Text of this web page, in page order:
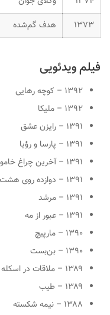
۱۳۷۳
هدف گم‌شده
فیلم ویدئویی
۱۳۹۲ – کوچه رهایی
۱۳۹۲ – ملیکا
۱۳۹۱ – رایزن عشق
۱۳۹۱ – پارسا و رؤیا
۱۳۹۱ – آخرین چراغ خاموش
۱۳۹۱ – دوازده روی هشت
۱۳۹۱ – مرشد
۱۳۹۱ – عبور از مه
۱۳۹۰ – مارپیچ
۱۳۹۰ – بن‌بست
۱۳۸۹ – ملاقات در اسکله
۱۳۸۹ – طیب
۱۳۸۸ – نیمه شکسته